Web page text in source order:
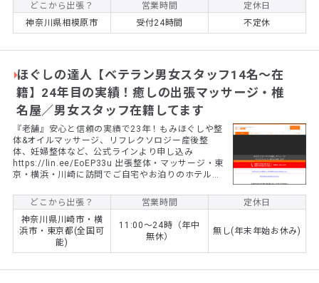
どこから出張？
営業時間
定休日
神奈川県相模原市
受付24時間 不定休
ほぐしの達人【ベテラン男女スタッフ14名～在
籍】24年目の実績！癒しの出張マッサージ・椎
名屋／男女スタッフ在籍してます
『老舗』安心と信頼の実績で23年！もみほぐしや整
体&オイルマッサージ、リフレクソロジー産後整
体、妊婦整体など、公式ラインより申し込み
https://lin.ee/EoEP33u 出張整体・マッサージ・東
京・横浜・川崎に訪問でご自宅やお泊りのホテル
ージご相談ください。男女登録スタッフは毎月定期
的に勉強会（椎名塾）を行い、スキルアップしてお
り、全員が一定数以上のレベルを誇っております。
産前産後整体有り！ ほぐしの達人コース６０分８８
００円～ リンパの達人コース９０分１７５００円～
女性セラピスト指名+１１００円（90分コース～...
どこから出張？ 営業時間
定休日
神奈川県川崎市・横
浜市・東京都(全国可
能)
11:00～24時（年中
無休）
無し(年末年始お休み)